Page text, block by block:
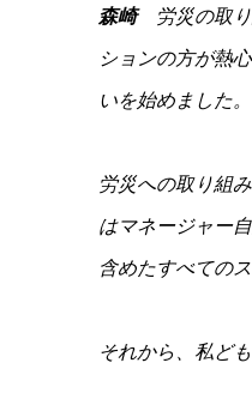
森崎 労災の取
ションの方が熱
いを始めました。
労災への取り組
はマネージャー
含めたすべての
それから、私ど